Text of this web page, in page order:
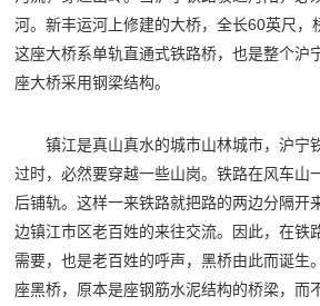
河。新丰运河上修建的大桥，全长60英尺，
这座大桥系单轨直通式铁路桥，也是整个沪
座大桥采用钢梁结构。
镇江是真山真水的城市山林城市，沪宁
过时，必然要穿越一些山岗。铁路在风车山
后铺轨。这样一来铁路就把路的两边分隔开
边镇江市区老百姓的来往交流。因此，在铁
需要，也是老百姓的呼声，黑桥由此而诞生
座黑桥，原本是座钢筋水泥结构的桥梁，而